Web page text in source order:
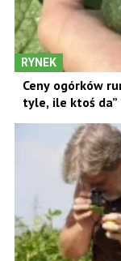
RYNEK
Ceny ogórków
tyle, ile ktoś da”